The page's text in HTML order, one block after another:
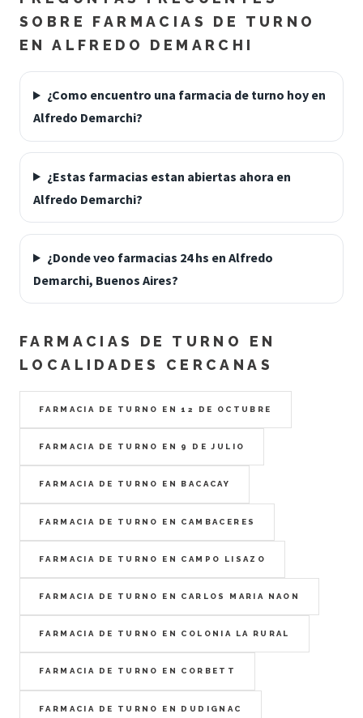
SOBRE FARMACIAS DE TURNO
EN ALFREDO DEMARCHI
¿Como encuentro una farmacia de turno hoy en
Alfredo Demarchi?
¿Estas farmacias estan abiertas ahora en
Alfredo Demarchi?
¿Donde veo farmacias 24 hs en Alfredo
Demarchi, Buenos Aires?
FARMACIAS DE TURNO EN
LOCALIDADES CERCANAS
FARMACIA DE TURNO EN 12 DE OCTUBRE
FARMACIA DE TURNO EN 9 DE JULIO
FARMACIA DE TURNO EN BACACAY
FARMACIA DE TURNO EN CAMBACERES
FARMACIA DE TURNO EN CAMPO LISAZO
FARMACIA DE TURNO EN CARLOS MARIA NAON
FARMACIA DE TURNO EN COLONIA LA RURAL
FARMACIA DE TURNO EN CORBETT
FARMACIA DE TURNO EN DUDIGNAC